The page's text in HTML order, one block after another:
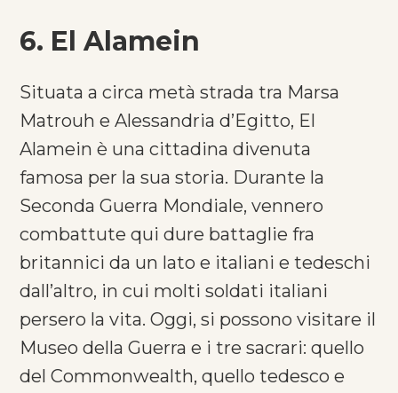
6. El Alamein
Situata a circa metà strada tra Marsa
Matrouh e Alessandria d’Egitto, El
Alamein è una cittadina divenuta
famosa per la sua storia. Durante la
Seconda Guerra Mondiale, vennero
combattute qui dure battaglie fra
britannici da un lato e italiani e tedeschi
dall’altro, in cui molti soldati italiani
persero la vita. Oggi, si possono visitare il
Museo della Guerra e i tre sacrari: quello
del Commonwealth, quello tedesco e